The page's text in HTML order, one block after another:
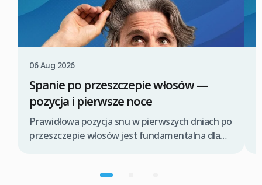
06 Aug 2026
Spanie po przeszczepie włosów —
pozycja i pierwsze noce
Prawidłowa pozycja snu w pierwszych dniach po
przeszczepie włosów jest fundamentalna dla
głowy pomaga zminimalizować obrzęk,